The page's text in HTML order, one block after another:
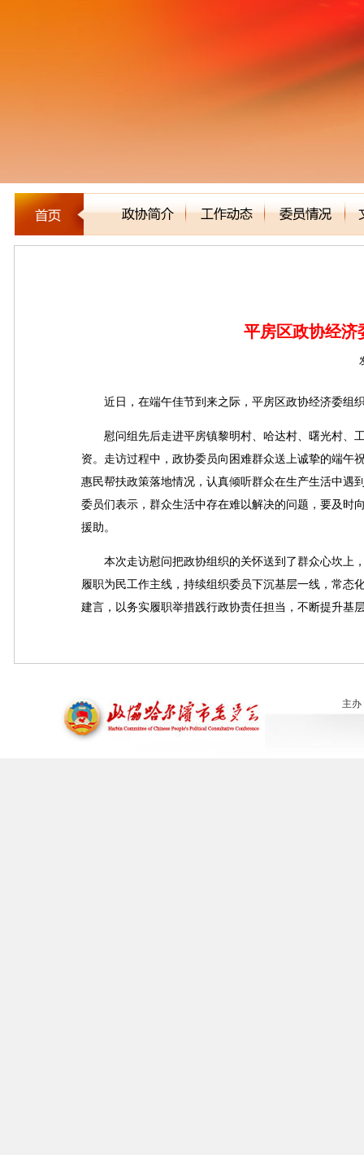
平房区政协经济
近日，在端午佳节到来之际，平房区政协经济委组
慰问组先后走进平房镇黎明村、哈达村、曙光村、
资。走访过程中，政协委员向困难群众送上诚挚的端午
惠民帮扶政策落地情况，认真倾听群众在生产生活中遇
委员们表示，群众生活中存在难以解决的问题，要及时
援助。
本次走访慰问把政协组织的关怀送到了群众心坎上
履职为民工作主线，持续组织委员下沉基层一线，常态
建言，以务实履职举措践行政协责任担当，不断提升基
主